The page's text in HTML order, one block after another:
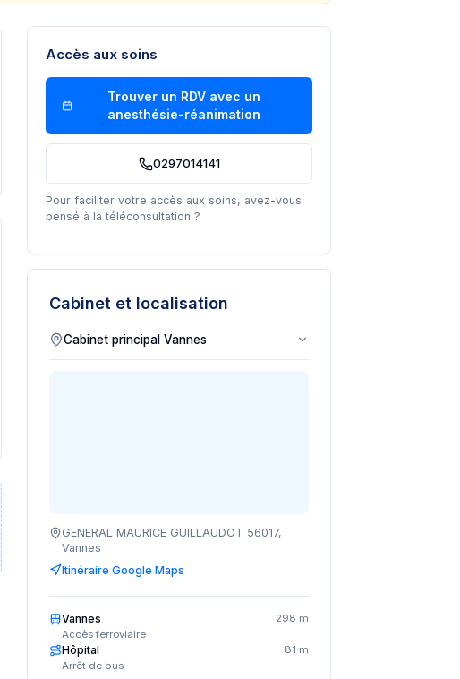
Accès aux soins
Trouver un RDV avec un
anesthésie-réanimation
0297014141
Pour faciliter votre accès aux soins, avez-vous
pensé à la téléconsultation ?
Cabinet et localisation
GENERAL MAURICE GUILLAUDOT 56017,
Vannes
Itinéraire Google Maps
Vannes
Accès ferroviaire
298 m
Hôpital
Arrêt de bus
81 m